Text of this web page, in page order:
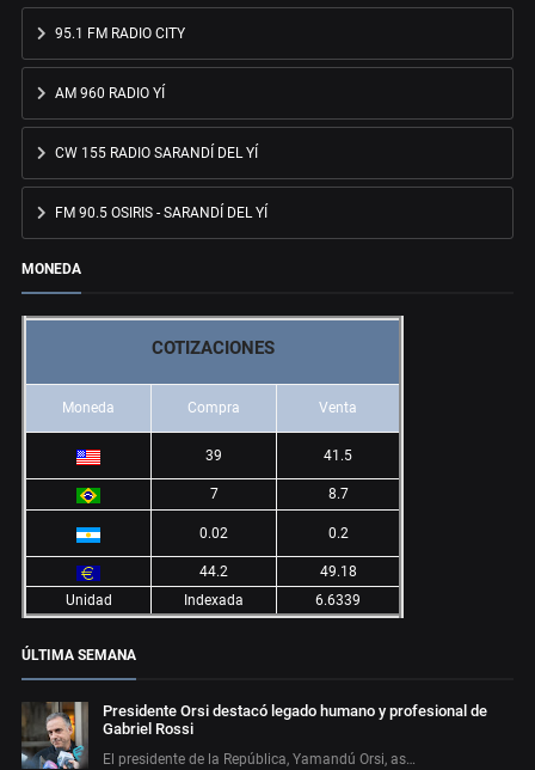
95.1 FM RADIO CITY
AM 960 RADIO YÍ
CW 155 RADIO SARANDÍ DEL YÍ
FM 90.5 OSIRIS - SARANDÍ DEL YÍ
MONEDA
COTIZACIONES
Moneda Compra Venta
39 41.5
7 8.7
0.02 0.2
44.2
49.18
Unidad
Indexada 6.6339
ÚLTIMA SEMANA
Presidente Orsi destacó legado humano y profesional de
Gabriel Rossi
El presidente de la República, Yamandú Orsi, as…